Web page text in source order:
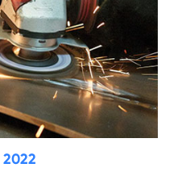
2022